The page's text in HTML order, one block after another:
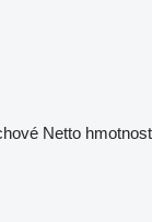
Netto hmotnost